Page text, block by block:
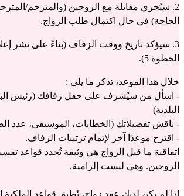
الحاجة) في حال اكتمال طلب الزواج.
الخطوة 5).
خلال هذا الموعد، تذكر ما يلي :
البلدية)
- ناقش تفضيلاتك (الخطابات، الموسيقى، عدد
- اقترح موعدًا آخر لإتمام ترتيبات الزفاف.
الزوجين. وهي ليست إلزامية.